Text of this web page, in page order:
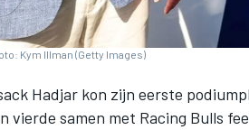
Kym Illman (Getty Images)
Hadjar kon zijn eerste
vierde samen met Racing Bulls